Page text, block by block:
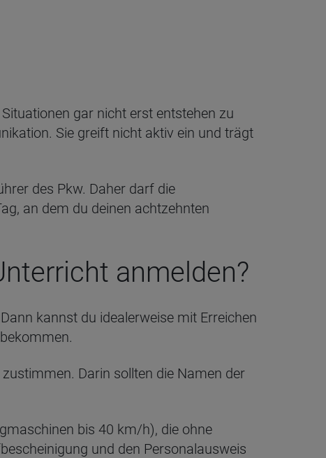
gar nicht erst entstehen zu
Sie greift nicht aktiv ein und trägt
des Pkw. Daher darf die
an dem du deinen achtzehnten
anmelden?
kannst du idealerweise mit Erreichen
Darin sollten die Namen der
bis 40 km/h), die ohne
und den Personalausweis